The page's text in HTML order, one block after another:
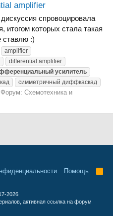
amplifier
спровоцировала
итогом которых стала такая
ставлю :)
amplifier
differential amplifier
усилитель
симметричный диффкаскад
Форум: Схемотехника и
Помощь
R
2026
активная ссылка на форум